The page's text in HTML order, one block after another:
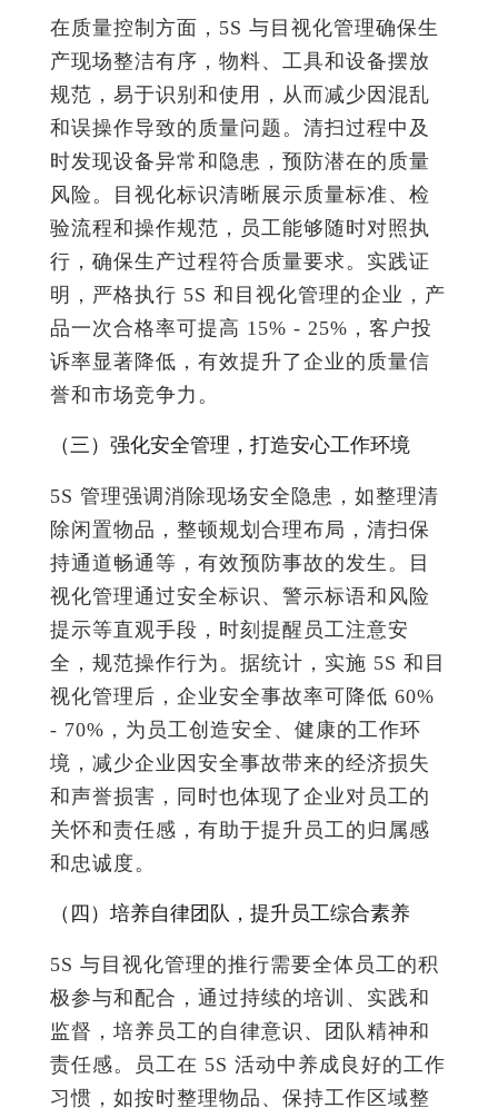
在质量控制方面，5S 与目视化管理确保生
产现场整洁有序，物料、工具和设备摆放
规范，易于识别和使用，从而减少因混乱
和误操作导致的质量问题。清扫过程中及
时发现设备异常和隐患，预防潜在的质量
风险。目视化标识清晰展示质量标准、检
验流程和操作规范，员工能够随时对照执
行，确保生产过程符合质量要求。实践证
明，严格执行 5S 和目视化管理的企业，产
品一次合格率可提高 15% - 25%，客户投
诉率显著降低，有效提升了企业的质量信
誉和市场竞争力。
（三）强化安全管理，打造安心工作环境
5S 管理强调消除现场安全隐患，如整理清
除闲置物品，整顿规划合理布局，清扫保
持通道畅通等，有效预防事故的发生。目
视化管理通过安全标识、警示标语和风险
提示等直观手段，时刻提醒员工注意安
全，规范操作行为。据统计，实施 5S 和目
视化管理后，企业安全事故率可降低 60%
- 70%，为员工创造安全、健康的工作环
境，减少企业因安全事故带来的经济损失
和声誉损害，同时也体现了企业对员工的
关怀和责任感，有助于提升员工的归属感
和忠诚度。
（四）培养自律团队，提升员工综合素养
5S 与目视化管理的推行需要全体员工的积
极参与和配合，通过持续的培训、实践和
监督，培养员工的自律意识、团队精神和
责任感。员工在 5S 活动中养成良好的工作
习惯，如按时整理物品、保持工作区域整